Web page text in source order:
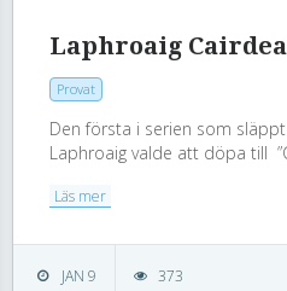
Laphroaig
Provat
Den första i serien som
Laphroaig valde att döpa till
Läs mer
JAN 9 373